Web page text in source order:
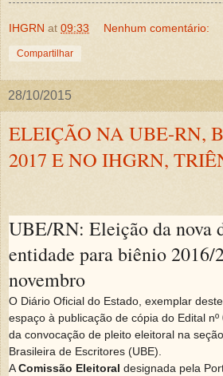
IHGRN at 09:33 Nenhum comentário:
Compartilhar
28/10/2015
ELEIÇÃO NA UBE-RN,
2017 E NO IHGRN,
UBE/RN: Eleição da nova
entidade para biênio 2016/
novembro
O Diário Oficial do Estado, exemplar
espaço à publicação de cópia do Edital
da convocação de pleito eleitoral na
Brasileira de Escritores (UBE).
AComissão Eleitoral designada pela